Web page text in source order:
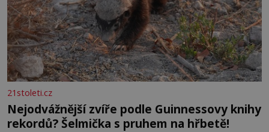
21stoleti.cz
Nejodvážnější zvíře podle Guinnessovy knihy
rekordů? Šelmička s pruhem na hřbetě!